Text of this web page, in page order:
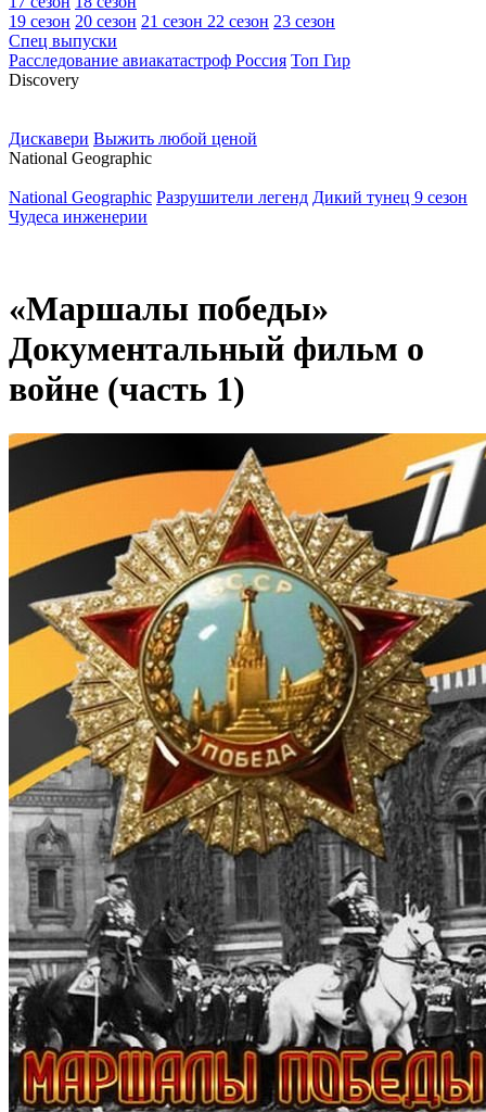
19 сезон 20 сезон 21 сезон 22 сезон 23 сезон
Спец выпуски
Расследование авиакатастроф Россия Топ Гир
Discovery
Дискавери Выжить любой ценой
National Geographic
National Geographic Разрушители легенд Дикий тунец 9 сезон
Чудеса инженерии
«Маршалы победы»
Документальный фильм о
войне (часть 1)